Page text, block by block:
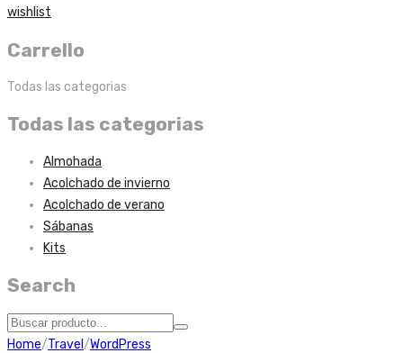
wishlist
Carrello
Todas las categorias
Todas las categorias
Almohada
Acolchado de invierno
Acolchado de verano
Sábanas
Kits
Search
Home/Travel /WordPress